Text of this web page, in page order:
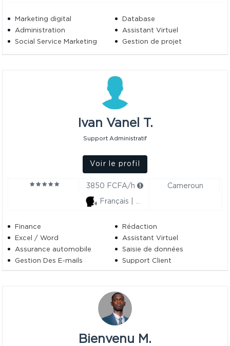
Marketing digital
Database
Administration
Assistant Virtuel
Social Service Marketing
Gestion de projet
Ivan Vanel T.
Support Administratif
Voir le profil
3850 FCFA/h Cameroun
Français | Anglais
Finance
Rédaction
Excel / Word
Assistant Virtuel
Assurance automobile
Saisie de données
Gestion Des E-mails
Support Client
Saisie Rapide Sur Word
Lettres De Motivation
Attestation
D'Immatriculation
Numéro d'Identifiant Unique
Bienvenu M.